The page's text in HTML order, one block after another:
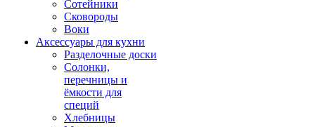
Сотейники
Сковороды
Воки
Аксессуары для кухни
Разделочные доски
Солонки,
перечницы и
ёмкости для
специй
Хлебницы